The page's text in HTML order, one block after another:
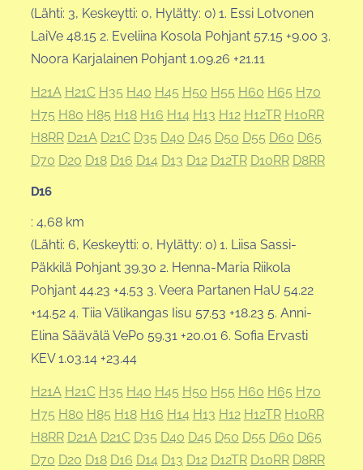
(Lähti: 3, Keskeytti: 0, Hylätty: 0) 1. Essi Lotvonen
LaiVe 48.15 2. Eveliina Kosola Pohjant 57.15 +9.00 3.
Noora Karjalainen Pohjant 1.09.26 +21.11
H21A H21C H35 H40 H45 H50 H55 H60 H65 H70
H75 H80 H85 H18 H16 H14 H13 H12 H12TR H10RR
H8RR D21A D21C D35 D40 D45 D50 D55 D60 D65
D70 D20 D18 D16 D14 D13 D12 D12TR D10RR D8RR
D16
: 4,68 km
(Lähti: 6, Keskeytti: 0, Hylätty: 0) 1. Liisa Sassi-
Päkkilä Pohjant 39.30 2. Henna-Maria Riikola
Pohjant 44.23 +4.53 3. Veera Partanen HaU 54.22
+14.52 4. Tiia Välikangas Iisu 57.53 +18.23 5. Anni-
Elina Säävälä VePo 59.31 +20.01 6. Sofia Ervasti
KEV 1.03.14 +23.44
H21A H21C H35 H40 H45 H50 H55 H60 H65 H70
H75 H80 H85 H18 H16 H14 H13 H12 H12TR H10RR
H8RR D21A D21C D35 D40 D45 D50 D55 D60 D65
D70 D20 D18 D16 D14 D13 D12 D12TR D10RR D8RR